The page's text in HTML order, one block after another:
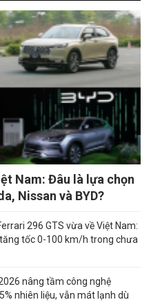
Nam: Đâu là lựa chọn
Nissan và BYD?
296 GTS vừa về Việt Nam:
tốc 0-100 km/h trong chưa
nâng tầm công nghệ
nhiên liệu, vẫn mát lạnh dù